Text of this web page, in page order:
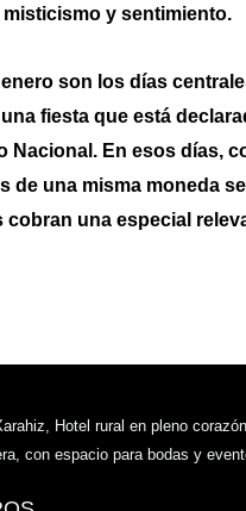
misticismo y sentimiento.
enero son los días
fiesta que está
Nacional. En esos días,
de una misma moneda se
cobran una especial
Hotel rural en pleno
con espacio para bodas y